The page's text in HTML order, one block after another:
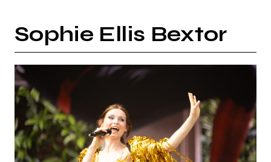
INFO
PLAN DU SITE
Sophie Ellis Bextor